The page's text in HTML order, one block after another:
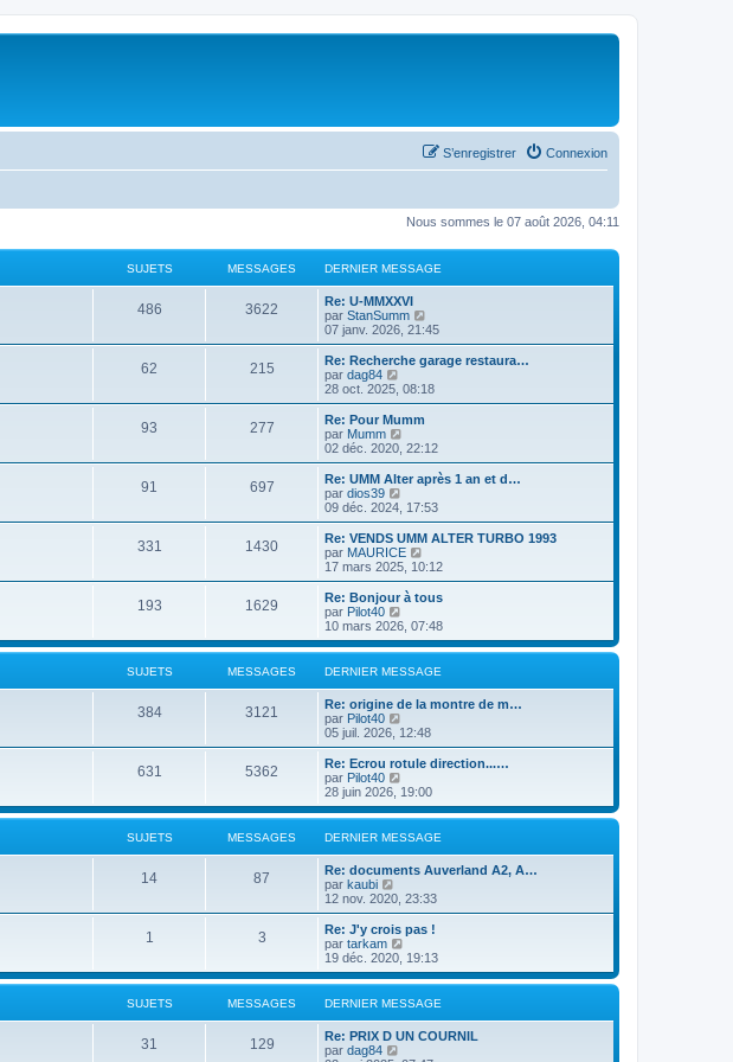
Connexion
S’enregistrer
Nous sommes le 07 août 2026, 04:11
SUJETS MESSAGES DERNIER MESSAGE
486 3622
Re: U-MMXXVI
par StanSumm
o
i
r
e
n
i
r
e
s
s
g
e
07 janv. 2026, 21:45
62 215
Re: Recherche garage restaura…
par dag84
o
i
r
l
e
d
e
r
n
i
r
m
e
s
s
a
g
e
28 oct. 2025, 08:18
93 277
Re: Pour Mumm
par Mumm
o
i
r
e
e
r
n
i
e
r
e
s
a
g
e
02 déc. 2020, 22:12
91 697
Re: UMM Alter après 1 an et d…
par dios39
o
i
r
l
e
d
e
r
n
i
e
m
e
s
a
g
e
09 déc. 2024, 17:53
331 1430
Re: VENDS UMM ALTER TURBO 1993
par MAURICE
o
i
r
e
e
r
n
i
e
m
e
s
a
g
e
17 mars 2025, 10:12
193 1629
Re: Bonjour à tous
par Pilot40
o
i
r
l
e
n
i
e
m
e
s
s
a
g
10 mars 2026, 07:48
SUJETS MESSAGES DERNIER MESSAGE
384 3121
Re: origine de la montre de m…
par Pilot40
o
i
r
e
e
r
n
i
e
m
e
s
s
a
g
e
05 juil. 2026, 12:48
631 5362
Re: Ecrou rotule direction...…
par Pilot40
o
i
r
l
e
n
i
e
r
m
e
s
s
a
g
28 juin 2026, 19:00
SUJETS MESSAGES DERNIER MESSAGE
14 87
Re: documents Auverland A2, A…
par kaubi
o
i
r
l
e
d
e
r
n
i
e
r
12 nov. 2020, 23:33
1 3
Re: J'y crois pas !
par tarkam
o
i
r
l
e
19 déc. 2020, 19:13
SUJETS MESSAGES DERNIER MESSAGE
31 129
Re: PRIX D UN COURNIL
par dag84